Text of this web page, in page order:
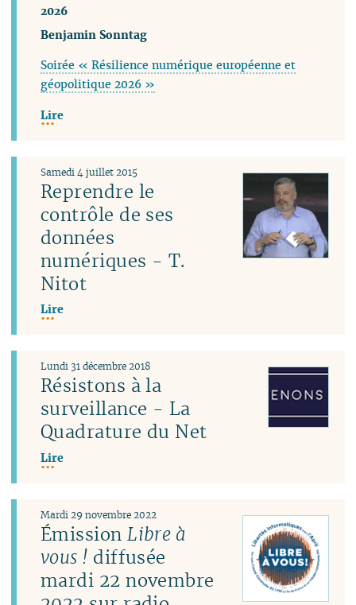
2026
Benjamin Sonntag
Soirée « Résilience numérique européenne et
géopolitique 2026 »
Lire
Reprendre le
contrôle de ses
données
numériques - T.
Nitot
Samedi 4 juillet 2015
Lire
Résistons à la
surveillance - La
Quadrature du Net
Lundi 31 décembre 2018
Lire
ÉmissionLibre à
vous ! diffusée
mardi 22 novembre
Mardi 29 novembre 2022